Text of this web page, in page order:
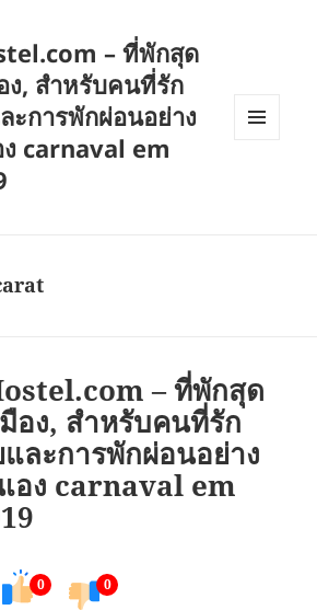
– ที่พักสุด
ง, สำหรับคนที่รัก
ะการพักผ่อนอย่าง
carnaval em
– ที่พักสุด
มือง, สำหรับคนที่รัก
ละการพักผ่อนอย่าง
อง carnaval em
0 0